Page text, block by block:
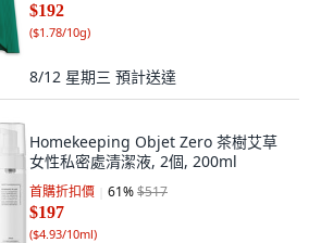
$192
($1.78/10g)
8/12 星期三 預計送達
Homekeeping Objet Zero 茶樹艾草
女性私密處清潔液, 2個, 200ml
首購折扣價 61%$517
$197
($4.93/10ml)